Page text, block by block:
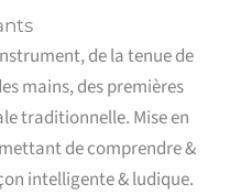
de la tenue de
mains, des premières
traditionnelle. Mise en
de comprendre &
intelligente & ludique.